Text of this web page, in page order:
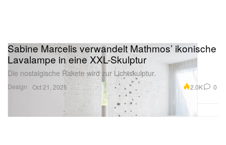
Design
Sabine Marcelis verwandelt Mathmos’ ikonische
Lavalampe in eine XXL-Skulptur
Die nostalgische Rakete wird zur Lichtskulptur.
Oct 21, 2025 2.0K 0